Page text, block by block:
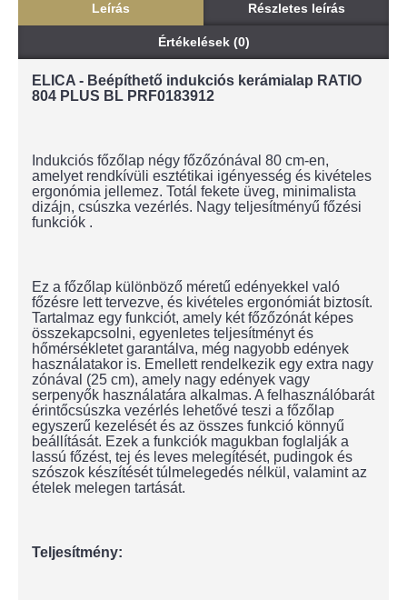
Leírás Részletes leírás
Értékelések (0)
ELICA - Beépíthető indukciós kerámialap RATIO
804 PLUS BL PRF0183912
Indukciós főzőlap négy főzőzónával 80 cm-en,
amelyet rendkívüli esztétikai igényesség és kivételes
ergonómia jellemez. Totál fekete üveg, minimalista
dizájn, csúszka vezérlés. Nagy teljesítményű főzési
funkciók .
Ez a főzőlap különböző méretű edényekkel való
főzésre lett tervezve, és kivételes ergonómiát biztosít.
Tartalmaz egy funkciót, amely két főzőzónát képes
összekapcsolni, egyenletes teljesítményt és
hőmérsékletet garantálva, még nagyobb edények
használatakor is. Emellett rendelkezik egy extra nagy
zónával (25 cm), amely nagy edények vagy
serpenyők használatára alkalmas. A felhasználóbarát
érintőcsúszka vezérlés lehetővé teszi a főzőlap
egyszerű kezelését és az összes funkció könnyű
beállítását. Ezek a funkciók magukban foglalják a
lassú főzést, tej és leves melegítését, pudingok és
szószok készítését túlmelegedés nélkül, valamint az
ételek melegen tartását.
Teljesítmény: